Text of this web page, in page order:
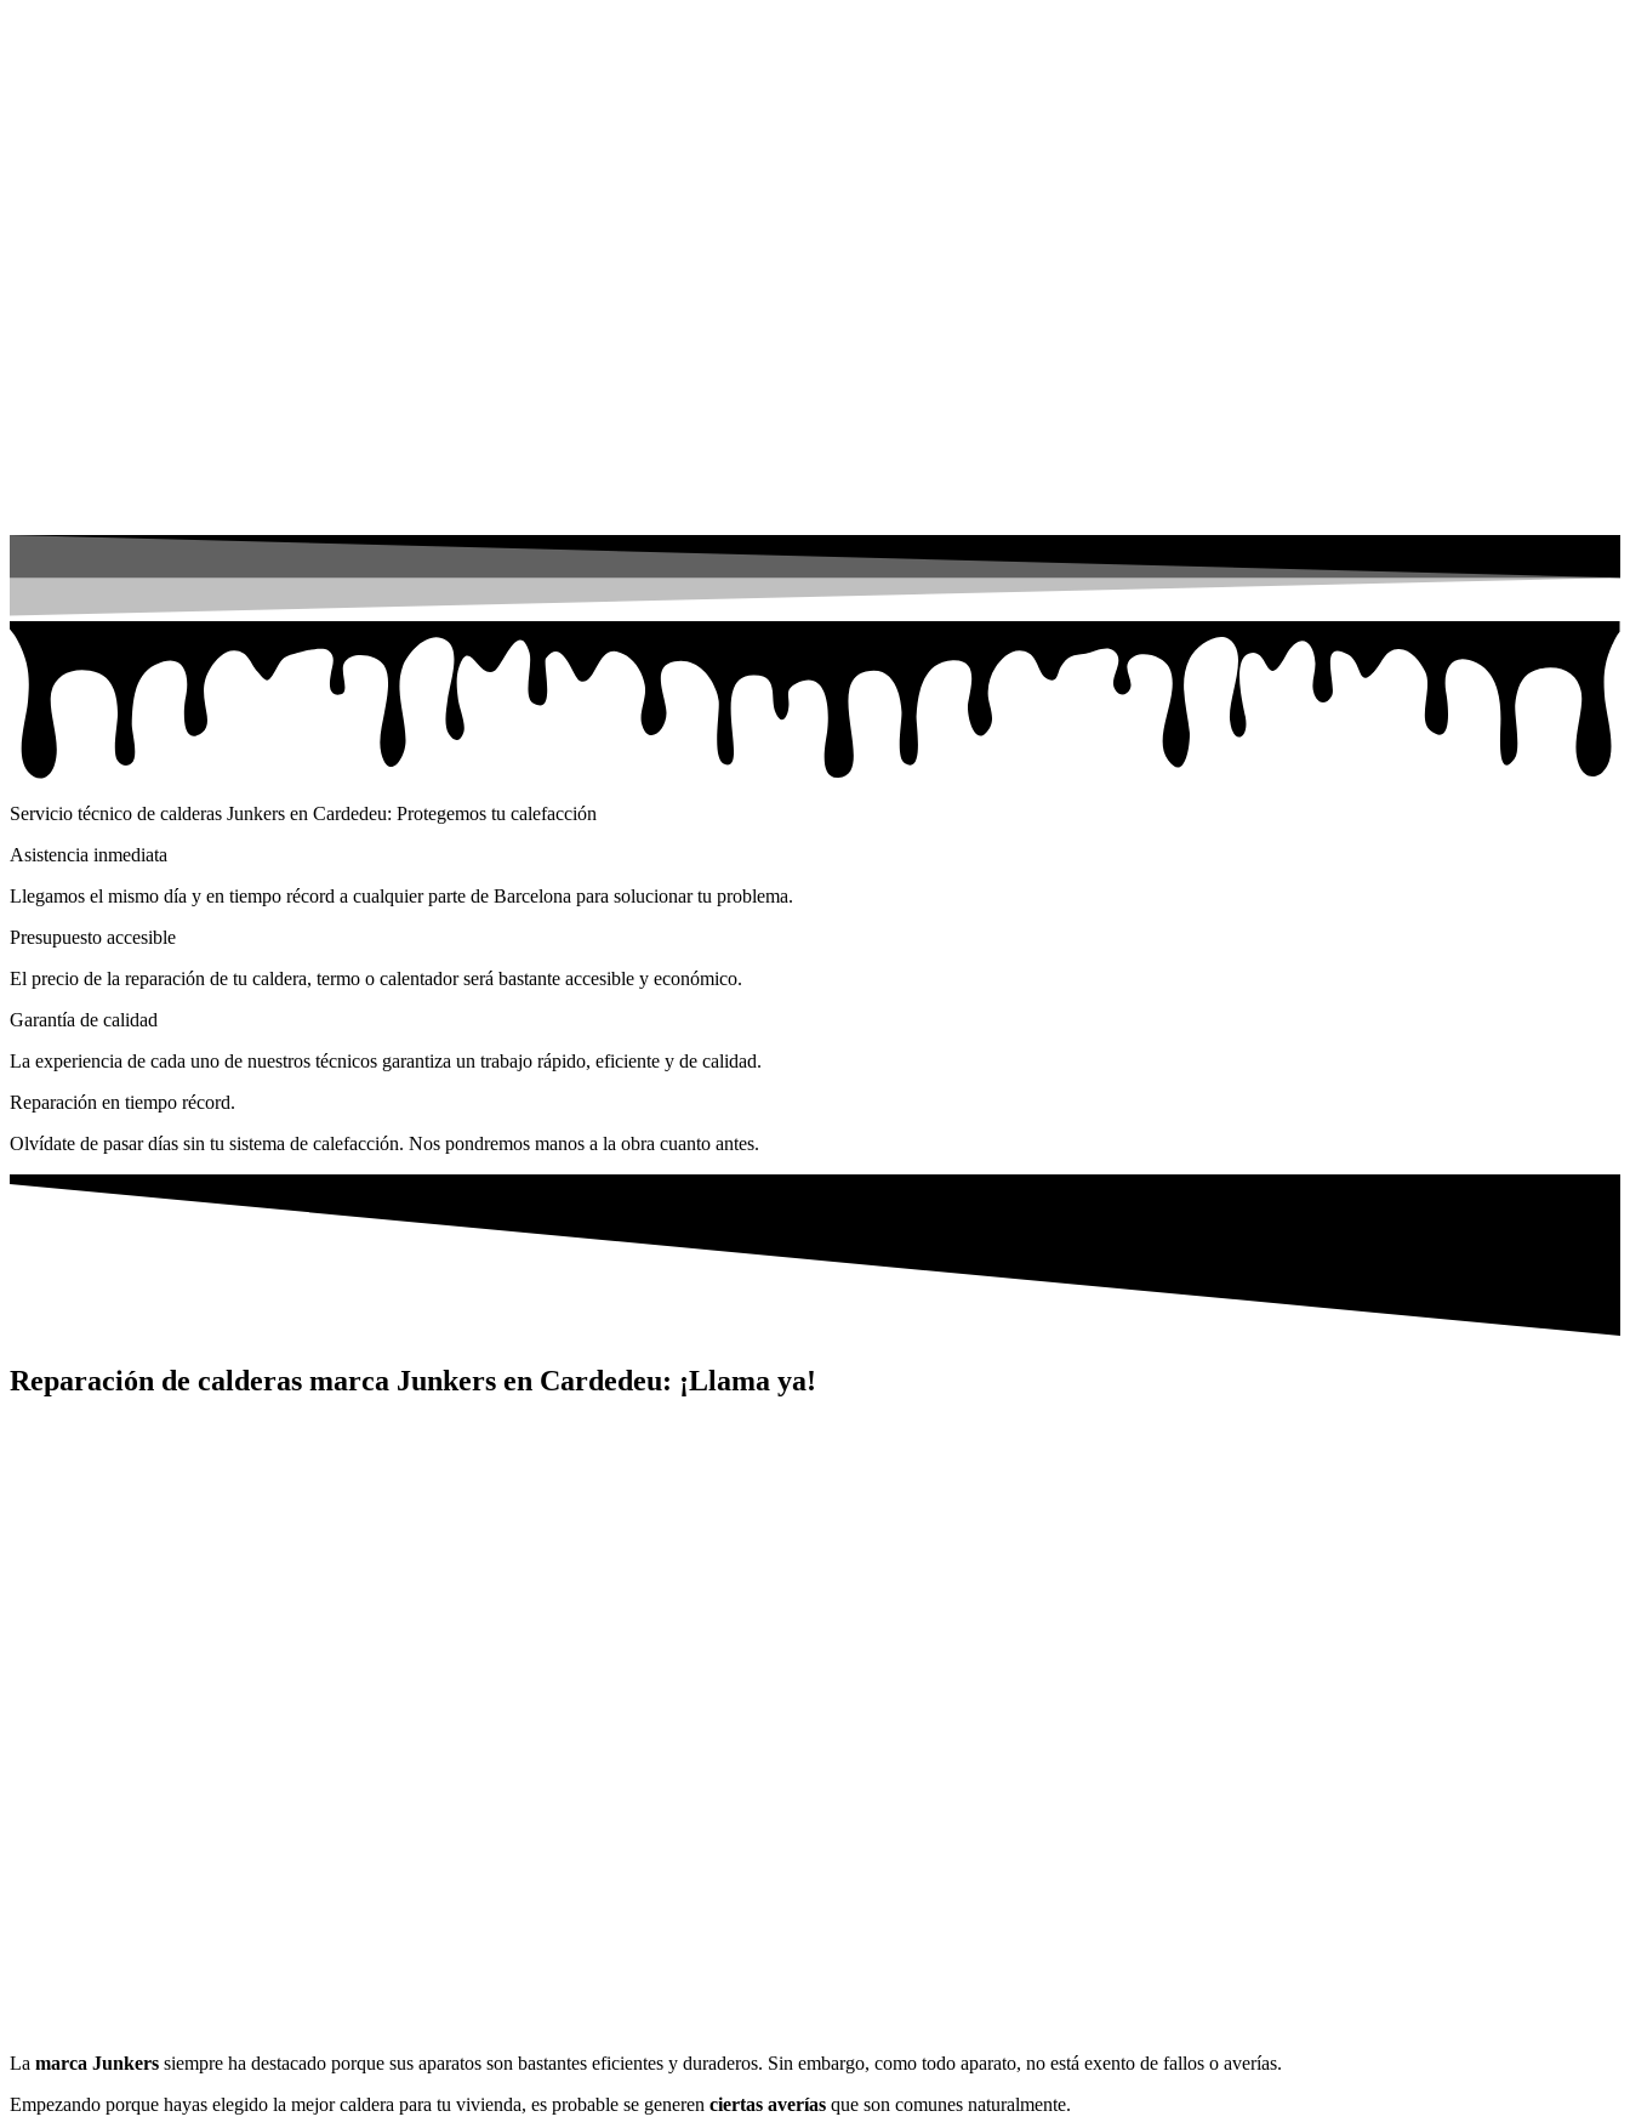
Servicio técnico de calderas Junkers en Cardedeu: Protegemos tu calefacción
Asistencia inmediata
Llegamos el mismo día y en tiempo récord a cualquier parte de Barcelona para solucionar tu problema.
Presupuesto accesible
El precio de la reparación de tu caldera, termo o calentador será bastante accesible y económico.
Garantía de calidad
La experiencia de cada uno de nuestros técnicos garantiza un trabajo rápido, eficiente y de calidad.
Reparación en tiempo récord.
Olvídate de pasar días sin tu sistema de calefacción. Nos pondremos manos a la obra cuanto antes.
Reparación de calderas marca Junkers en Cardedeu: ¡Llama ya!
La marca Junkers siempre ha destacado porque sus aparatos son bastantes eficientes y duraderos. Sin embargo, como todo aparato, no está exento de fallos o averías.
Empezando porque hayas elegido la mejor caldera para tu vivienda, es probable se generen ciertas averías que son comunes naturalmente.